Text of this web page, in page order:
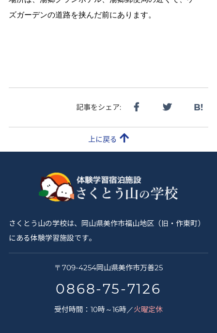
ズガーデンの道路を挟んだ前にあります。
記事をシェア: B!
上に戻る
さくとう山の学校は、岡山県美作市福山地区（旧・作東町）
にある体験学習施設です。
〒 709-4254岡山県美作市万善25
0868-75-7126
受付時間：10時～16時／火曜定休